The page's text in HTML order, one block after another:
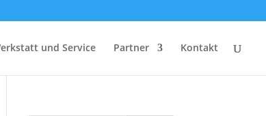
und Service Partner Kontakt